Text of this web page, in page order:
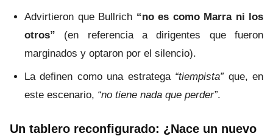
Advirtieron que Bullrich “no es como Marra ni los
otros” (en referencia a dirigentes que fueron
marginados y optaron por el silencio).
La definen como una estratega “tiempista”que, en
este escenario, “no tiene nada que perder”.
Un tablero reconfigurado: ¿Nace un nuevo